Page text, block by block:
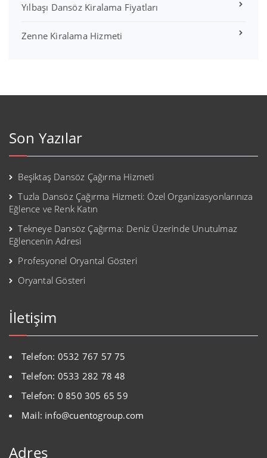
Yılbaşı Dansöz Kiralama Fiyatları
Zenne Kiralama Hizmeti
Son Yazılar
Beşiktaş Dansöz Çağırma Hizmeti
Tuzla Dansöz Çağırma Hizmeti: Özel Organizasyonlarınıza
Eğlence ve Renk Katın
Tekneye Dansöz Çağırma: Deniz Üzerinde Unutulmaz
Eğlencenin Adresi
Profesyonel Oryantal Gösteri
Oryantal Gösteri
İletişim
Telefon: 0532 767 57 75
Telefon: 0533 282 78 48
Telefon: 0 850 305 65 59
Mail: info@cuentogroup.com
Adres